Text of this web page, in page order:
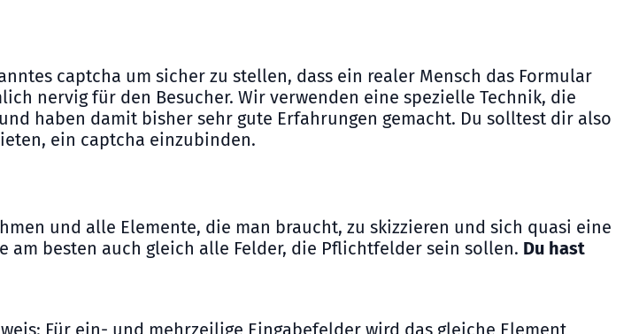
captcha um sicher zu stellen, dass ein realer Mensch das Formular
nervig für den Besucher. Wir verwenden eine spezielle Technik, die
haben damit bisher sehr gute Erfahrungen gemacht. Du solltest dir also
ein captcha einzubinden.
und alle Elemente, die man braucht, zu skizzieren und sich quasi eine
am besten auch gleich alle Felder, die Pflichtfelder sein sollen. Du hast
Für ein- und mehrzeilige Eingabefelder wird das gleiche Element